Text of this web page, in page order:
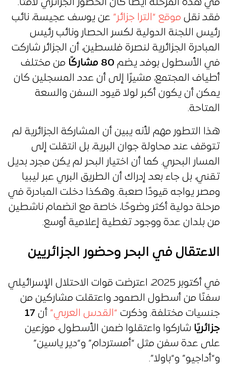
فقد نقل موقع “الترا جزائر” عن يوسف عجيسة، نائب
رئيس اللجنة الدولية لكسر الحصار ونائب رئيس
المبادرة الجزائرية لنصرة فلسطين، أن الجزائر شاركت
في الأسطول بوفد يضم 80 مشاركًا
من مختلف
أطياف المجتمع، مشيرًا إلى أن عدد المسجلين كان
يمكن أن يكون أكبر لولا قيود السفن والسعة
المتاحة.
هذا التطور مهم لأنه يبين أن المشاركة الجزائرية لم
تتوقف عند محاولة جوان البرية، بل انتقلت إلى
المسار البحري. كما أن اختيار البحر لم يكن مجرد بديل
تقني، بل جاء بعد إدراك أن الطريق البري عبر ليبيا
ومصر يواجه قيودًا صعبة. وهكذا دخلت المبادرة في
مرحلة دولية أكثر وضوحًا، خاصة مع انضمام ناشطين
من بلدان عدة ووجود تغطية إعلامية أوسع.
الاعتقال في البحر وحضور الجزائريين
في أكتوبر 2025، اعترضت قوات الاحتلال الإسرائيلي
سفنًا من أسطول الصمود واعتقلت مشاركين من
جنسيات مختلفة. وذكرت “القدس العربي” أن 17
جزائريًا شاركوا واعتقلوا ضمن الأسطول، موزعين
على عدة سفن مثل “أمستردام” و“دير ياسين”
و“أداجيو” و“باولا”.